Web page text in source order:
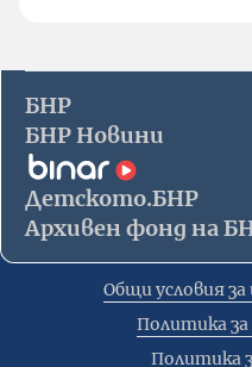
БНР
БНР Новини
Детското.БНР
Архивен фонд на
Общи условия за
Политика
Политика